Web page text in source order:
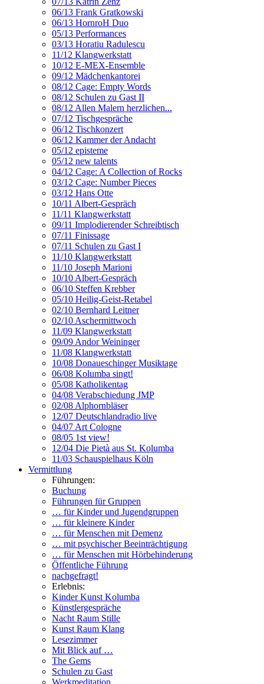
06/13 Frank Gratkowski
06/13 HornroH Duo
05/13 Performances
03/13 Horatiu Radulescu
11/12 Klangwerkstatt
10/12 E-MEX-Ensemble
09/12 Mädchenkantorei
08/12 Cage: Empty Words
08/12 Schulen zu Gast II
08/12 Allen Malern herzlichen...
07/12 Tischgespräche
06/12 Tischkonzert
06/12 Kammer der Andacht
05/12 episteme
05/12 new talents
04/12 Cage: A Collection of Rocks
03/12 Cage: Number Pieces
03/12 Hans Otte
10/11 Albert-Gespräch
11/11 Klangwerkstatt
09/11 Implodierender Schreibtisch
07/11 Finissage
07/11 Schulen zu Gast I
11/10 Klangwerkstatt
11/10 Joseph Marioni
10/10 Albert-Gespräch
06/10 Steffen Krebber
05/10 Heilig-Geist-Retabel
02/10 Bernhard Leitner
02/10 Aschermittwoch
11/09 Klangwerkstatt
09/09 Andor Weininger
11/08 Klangwerkstatt
10/08 Donaueschinger Musiktage
06/08 Kolumba singt!
05/08 Katholikentag
04/08 Verabschiedung JMP
02/08 Alphornbläser
12/07 Deutschlandradio live
04/07 Art Cologne
08/05 1st view!
12/04 Die Pietà aus St. Kolumba
11/03 Schauspielhaus Köln
Vermittlung
Führungen:
Buchung
Führungen für Gruppen
… für Kinder und Jugendgruppen
… für kleinere Kinder
… für Menschen mit Demenz
… mit psychischer Beeinträchtigung
… für Menschen mit Hörbehinderung
Öffentliche Führung
nachgefragt!
Erlebnis:
Kinder Kunst Kolumba
Künstlergespräche
Nacht Raum Stille
Kunst Raum Klang
Lesezimmer
Mit Blick auf …
The Gems
Schulen zu Gast
Werkmeditation